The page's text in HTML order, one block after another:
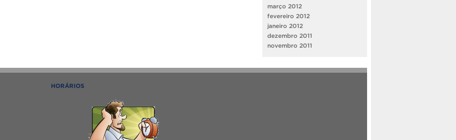
março 2012
fevereiro 2012
janeiro 2012
dezembro 2011
novembro 2011
HORÁRIOS